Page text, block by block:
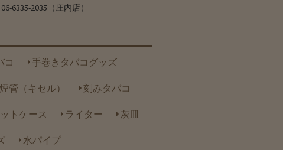
6335-2035（庄内店）
コ 手巻きタバコグッズ
煙管（キセル） 刻みタバコ
トケース ライター 灰皿
水パイプ